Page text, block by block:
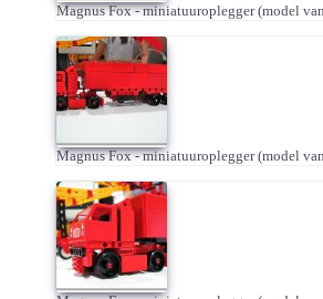
Magnus Fox - miniatuuroplegger (model
Magnus Fox - miniatuuroplegger (model